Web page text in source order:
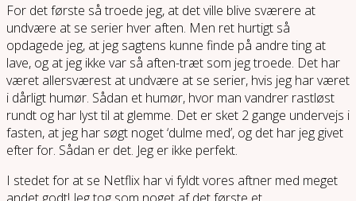
For det første så troede jeg, at det ville blive sværere at
undvære at se serier hver aften. Men ret hurtigt så
opdagede jeg, at jeg sagtens kunne finde på andre ting at
lave, og at jeg ikke var så aften-træt som jeg troede. Det har
været allersværest at undvære at se serier, hvis jeg har været
i dårligt humør. Sådan et humør, hvor man vandrer rastløst
rundt og har lyst til at glemme. Det er sket 2 gange undervejs i
fasten, at jeg har søgt noget ‘dulme med’, og det har jeg givet
efter for. Sådan er det. Jeg er ikke perfekt.
I stedet for at se Netflix har vi fyldt vores aftner med meget